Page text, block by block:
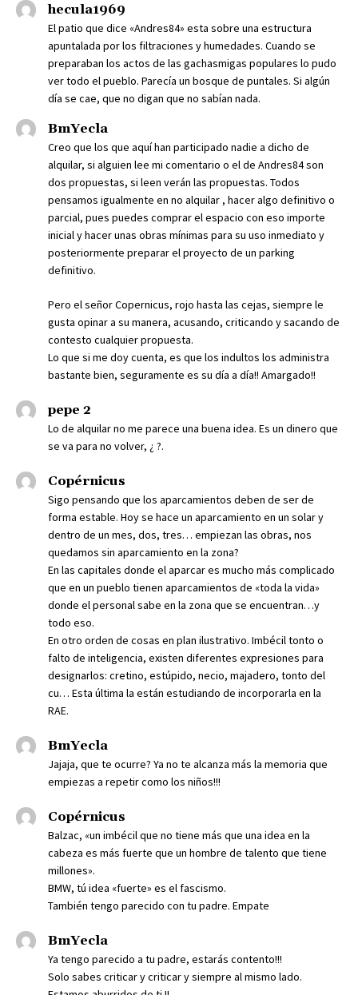
hecula1969
El patio que dice «Andres84» esta sobre una estructura
apuntalada por los filtraciones y humedades. Cuando se
preparaban los actos de las gachasmigas populares lo pudo
ver todo el pueblo. Parecía un bosque de puntales. Si algún
día se cae, que no digan que no sabían nada.
BmYecla
Creo que los que aquí han participado nadie a dicho de
alquilar, si alguien lee mi comentario o el de Andres84 son
dos propuestas, si leen verán las propuestas. Todos
pensamos igualmente en no alquilar , hacer algo definitivo o
parcial, pues puedes comprar el espacio con eso importe
inicial y hacer unas obras mínimas para su uso inmediato y
posteriormente preparar el proyecto de un parking
definitivo.
Pero el señor Copernicus, rojo hasta las cejas, siempre le
gusta opinar a su manera, acusando, criticando y sacando de
contesto cualquier propuesta.
Lo que si me doy cuenta, es que los indultos los administra
bastante bien, seguramente es su día a día!! Amargado!!
pepe 2
Lo de alquilar no me parece una buena idea. Es un dinero que
se va para no volver, ¿ ?.
Copérnicus
Sigo pensando que los aparcamientos deben de ser de
forma estable. Hoy se hace un aparcamiento en un solar y
dentro de un mes, dos, tres… empiezan las obras, nos
quedamos sin aparcamiento en la zona?
En las capitales donde el aparcar es mucho más complicado
que en un pueblo tienen aparcamientos de «toda la vida»
donde el personal sabe en la zona que se encuentran…y
todo eso.
En otro orden de cosas en plan ilustrativo. Imbécil tonto o
falto de inteligencia, existen diferentes expresiones para
designarlos: cretino, estúpido, necio, majadero, tonto del
cu… Esta última la están estudiando de incorporarla en la
RAE.
BmYecla
Jajaja, que te ocurre? Ya no te alcanza más la memoria que
empiezas a repetir como los niños!!!
Copérnicus
Balzac, «un imbécil que no tiene más que una idea en la
cabeza es más fuerte que un hombre de talento que tiene
millones».
BMW, tú idea «fuerte» es el fascismo.
También tengo parecido con tu padre. Empate
BmYecla
Ya tengo parecido a tu padre, estarás contento!!!
Solo sabes criticar y criticar y siempre al mismo lado.